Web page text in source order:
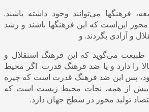
فرهنگها می‌توانند وجود داشته باشند.
محور این‌است که این فرهنگها باشند و رشد
و آزادی بگردند. و
طبیعت می‌گوید که این فرهنگ استقلال و
را دارد و یا ضد فرهنگ قدرت. اگر محیط
پس این ضد فرهنگ قدرت است که چیره
بیش از همه، نجات محیط زیست است که
تولید محور در سطح جهان دارد.